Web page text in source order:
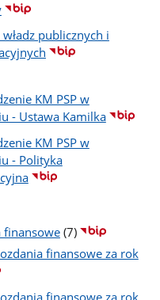
publicznych i
KM PSP w
- Ustawa Kamilka
KM PSP w
- Polityka
finansowe liczba
podstron
(7)
finansowe za rok
finansowe za rok